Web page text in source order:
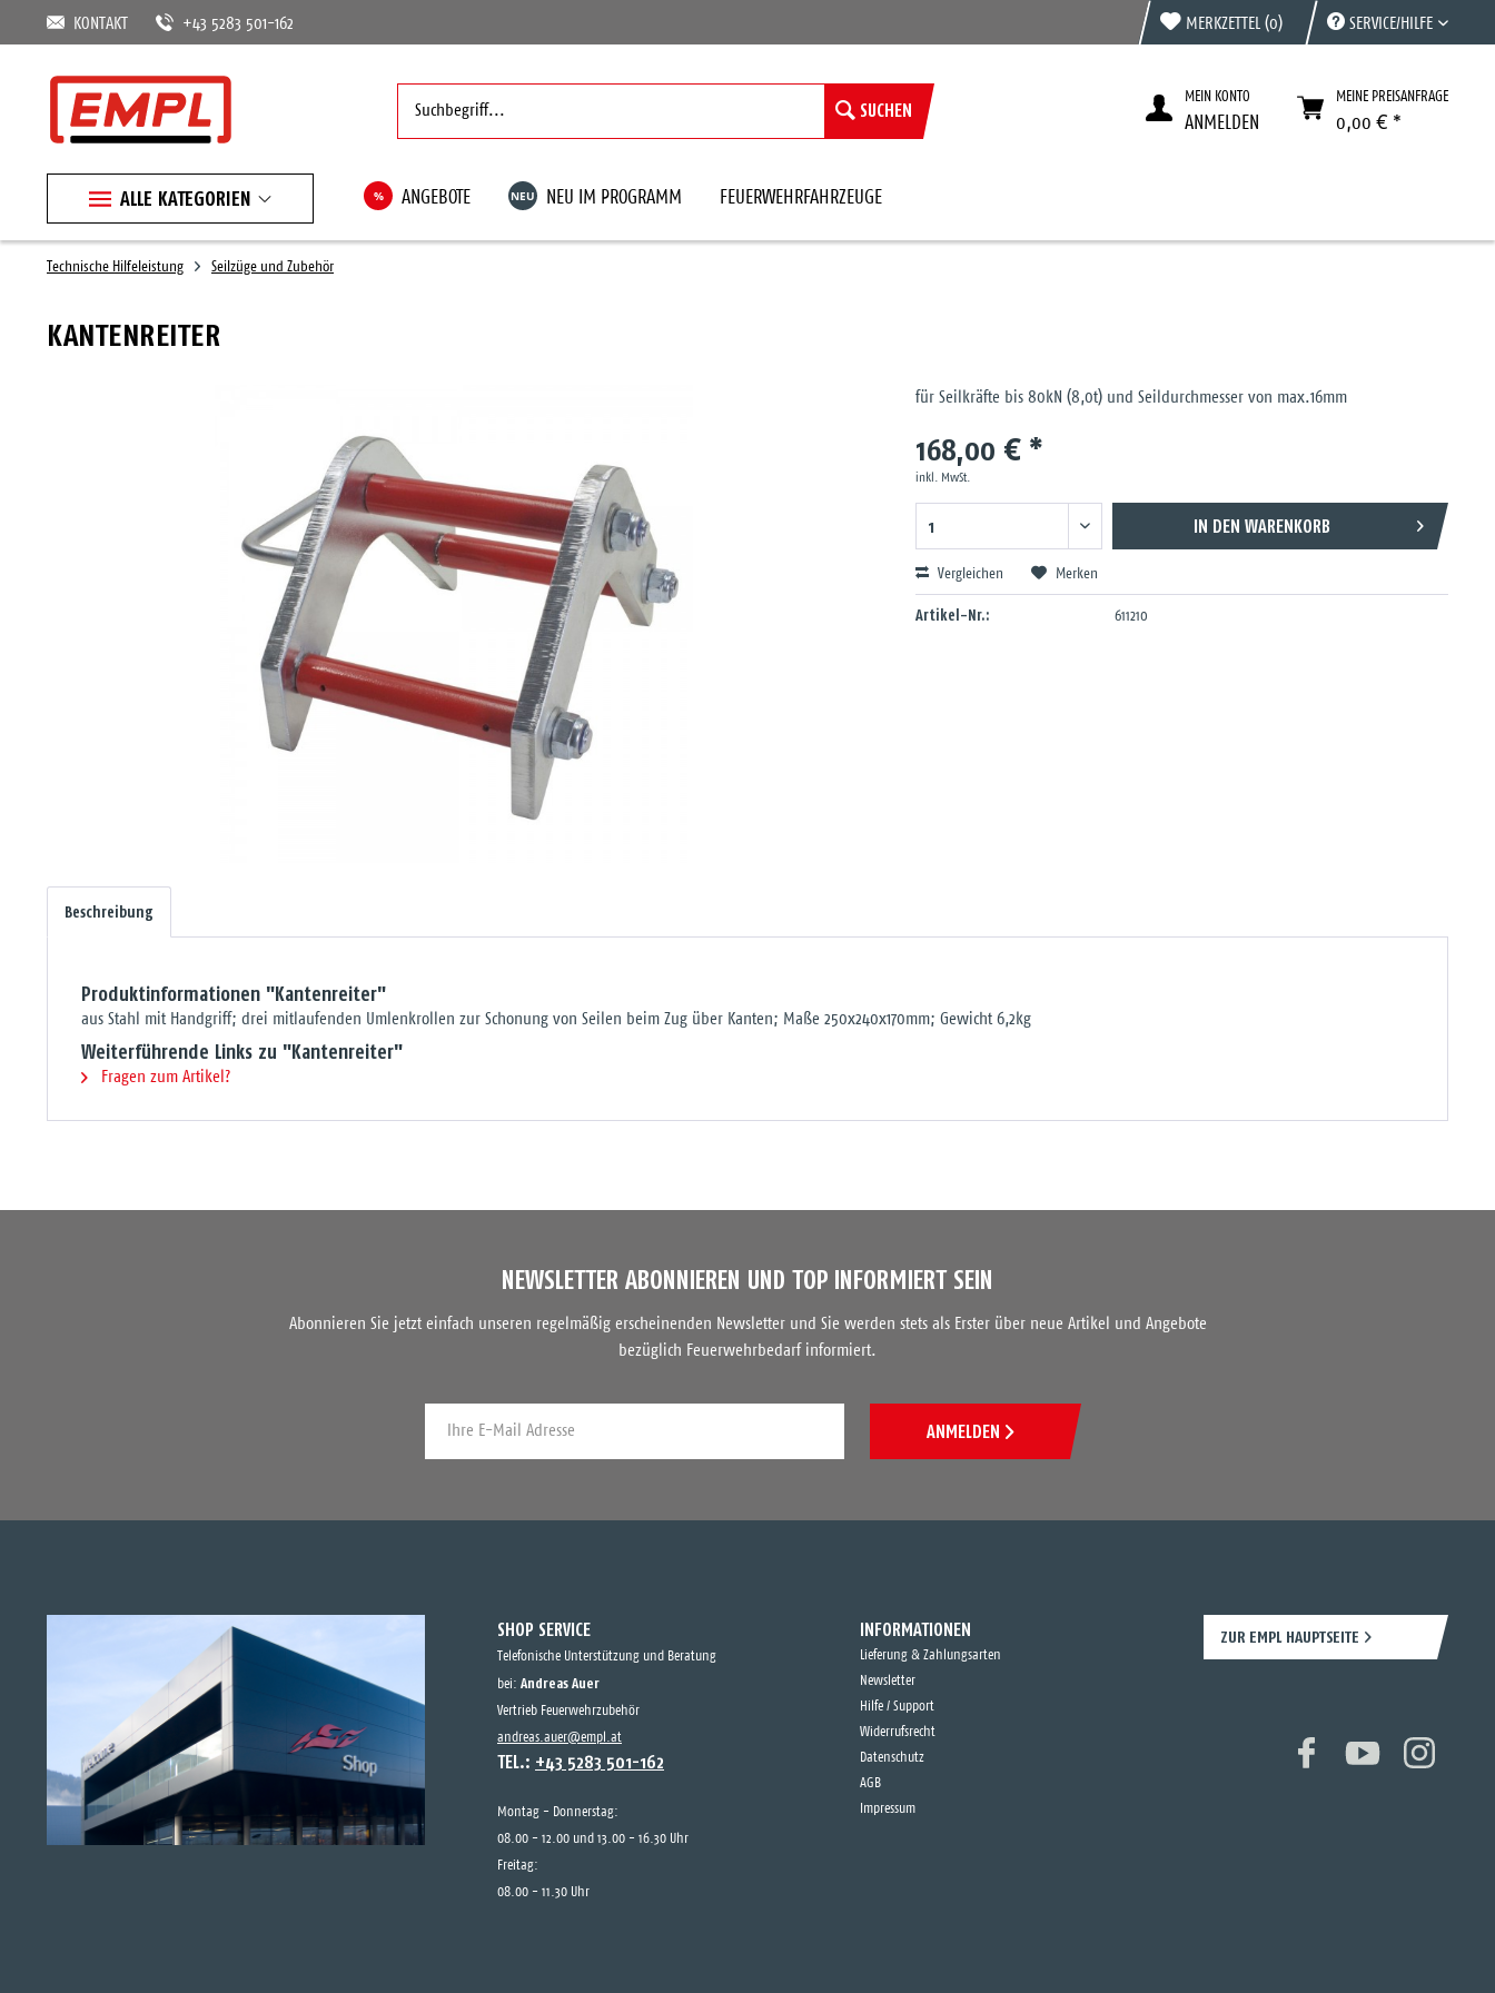
KONTAKT +43 5283 501-162 MERKZETTEL (0) SERVICE/HILFE
SUCHEN
MEIN KONTO
ANMELDEN
MEINE PREISANFRAGE
0,00 € *
ALLE KATEGORIEN % ANGEBOTE NEU NEU IM PROGRAMM FEUERWEHRFAHRZEUGE
Technische Hilfeleistung Seilzüge und Zubehör
KANTENREITER
für Seilkräfte bis 80kN (8,0t) und Seildurchmesser von max.16mm
168,00 € *
inkl. MwSt.
IN DEN WARENKORB
Vergleichen Merken
Artikel-Nr.: 611210
Beschreibung
Produktinformationen "Kantenreiter"
aus Stahl mit Handgriff; drei mitlaufenden Umlenkrollen zur Schonung von Seilen beim Zug über Kanten; Maße 250x240x170mm; Gewicht 6,2kg
Weiterführende Links zu "Kantenreiter"
Fragen zum Artikel?
NEWSLETTER ABONNIEREN UND TOP INFORMIERT SEIN
Abonnieren Sie jetzt einfach unseren regelmäßig erscheinenden Newsletter und Sie werden stets als Erster über neue Artikel und Angebote
bezüglich Feuerwehrbedarf informiert.
ANMELDEN
SHOP SERVICE
Telefonische Unterstützung und Beratung
bei: Andreas Auer
Vertrieb Feuerwehrzubehör
andreas.auer@empl.at
TEL.: +43 5283 501-162
Montag - Donnerstag:
08.00 - 12.00 und 13.00 - 16.30 Uhr
Freitag:
08.00 - 11.30 Uhr
INFORMATIONEN
Lieferung & Zahlungsarten
Newsletter
Hilfe / Support
Widerrufsrecht
Datenschutz
AGB
Impressum
ZUR EMPL HAUPTSEITE